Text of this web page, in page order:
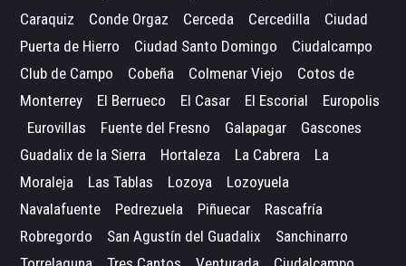
Caraquiz
Conde Orgaz Cerceda Cercedilla
Ciudad
Puerta de Hierro
Ciudad Santo Domingo
Ciudalcampo
Club de Campo
Cobeña Colmenar Viejo
Cotos de
Monterrey
El Berrueco El Casar El Escorial
Europolis
Eurovillas
Fuente del Fresno Galapagar
Gascones
Guadalix de la Sierra
Hortaleza La Cabrera
La
Moraleja
Las Tablas Lozoya
Lozoyuela
Navalafuente
Pedrezuela Piñuecar
Rascafría
Robregordo
San Agustín del Guadalix
Sanchinarro